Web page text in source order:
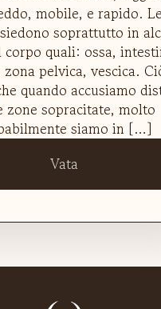
mobile, e rapido.
soprattutto in
quali: ossa,
zona pelvica, vescica.
quando accusiamo
zone sopracitate, molto
siamo in […]
Vata